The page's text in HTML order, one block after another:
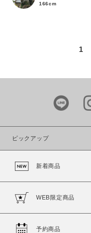
166cm
1
ピックアップ
新着商品
WEB限定商品
予約商品